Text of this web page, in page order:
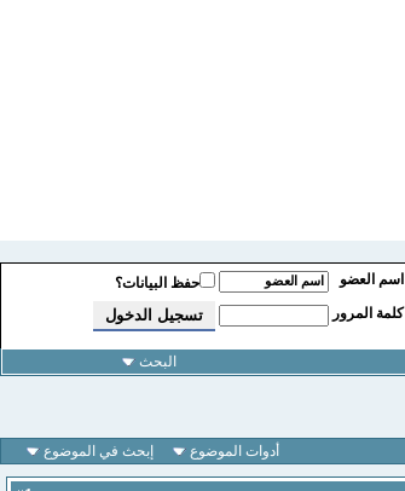
اسم العضو
حفظ البيانات؟
كلمة المرور
البحث
أدوات الموضوع إبحث في الموضوع